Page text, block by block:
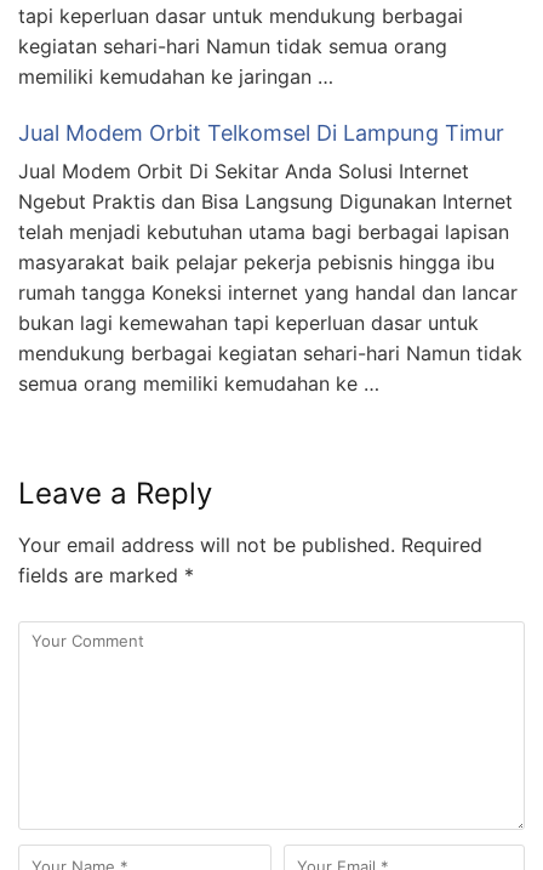
tapi keperluan dasar untuk mendukung berbagai
kegiatan sehari-hari Namun tidak semua orang
memiliki kemudahan ke jaringan …
Jual Modem Orbit Telkomsel Di Lampung Timur
Jual Modem Orbit Di Sekitar Anda Solusi Internet
Ngebut Praktis dan Bisa Langsung Digunakan Internet
telah menjadi kebutuhan utama bagi berbagai lapisan
masyarakat baik pelajar pekerja pebisnis hingga ibu
rumah tangga Koneksi internet yang handal dan lancar
bukan lagi kemewahan tapi keperluan dasar untuk
mendukung berbagai kegiatan sehari-hari Namun tidak
semua orang memiliki kemudahan ke …
Leave a Reply
Your email address will not be published. Required
fields are marked *